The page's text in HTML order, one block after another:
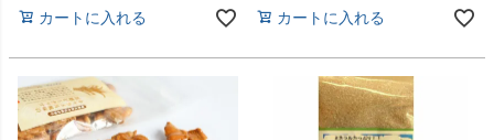
カートに入れる カートに入れる